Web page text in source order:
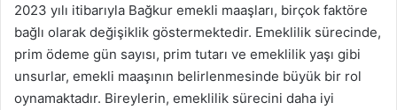
2023 yılı itibarıyla Bağkur emekli maaşları, birçok faktöre
bağlı olarak değişiklik göstermektedir. Emeklilik sürecinde,
prim ödeme gün sayısı, prim tutarı ve emeklilik yaşı gibi
unsurlar, emekli maaşının belirlenmesinde büyük bir rol
oynamaktadır. Bireylerin, emeklilik sürecini daha iyi